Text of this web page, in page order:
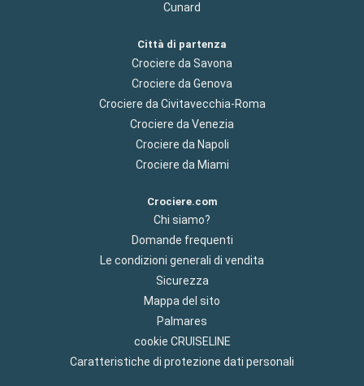
Cunard
Città di partenza
Crociere da Savona
Crociere da Genova
Crociere da Civitavecchia-Roma
Crociere da Venezia
Crociere da Napoli
Crociere da Miami
Crociere.com
Chi siamo?
Domande frequenti
Le condizioni generali di vendita
Sicurezza
Mappa del sito
Palmares
cookie CRUISELINE
Caratteristiche di protezione dati personali